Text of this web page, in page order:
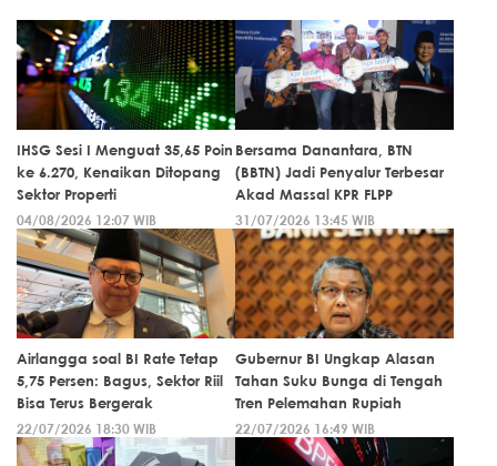
IHSG Sesi I Menguat 35,65 Poin
ke 6.270, Kenaikan Ditopang
Sektor Properti
04/08/2026 12:07 WIB
Bersama Danantara, BTN
(BBTN) Jadi Penyalur Terbesar
Akad Massal KPR FLPP
31/07/2026 13:45 WIB
Airlangga soal BI Rate Tetap
5,75 Persen: Bagus, Sektor Riil
Bisa Terus Bergerak
22/07/2026 18:30 WIB
Gubernur BI Ungkap Alasan
Tahan Suku Bunga di Tengah
Tren Pelemahan Rupiah
22/07/2026 16:49 WIB